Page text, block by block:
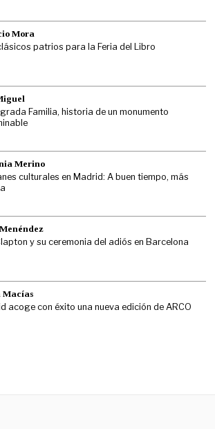
Mora
patrios para la Feria del Libro
Familia, historia de un monumento
Merino
culturales en Madrid: A buen tiempo, más
y su ceremonia del adiós en Barcelona
Macías
acoge con éxito una nueva edición de ARCO